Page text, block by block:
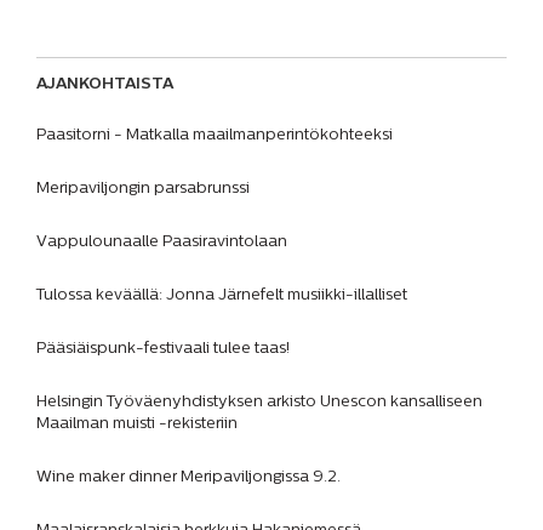
AJANKOHTAISTA
Paasitorni - Matkalla maailmanperintökohteeksi
Meripaviljongin parsabrunssi
Vappulounaalle Paasiravintolaan
Tulossa keväällä: Jonna Järnefelt musiikki-illalliset
Pääsiäispunk-festivaali tulee taas!
Helsingin Työväenyhdistyksen arkisto Unescon kansalliseen
Maailman muisti -rekisteriin
Wine maker dinner Meripaviljongissa 9.2.